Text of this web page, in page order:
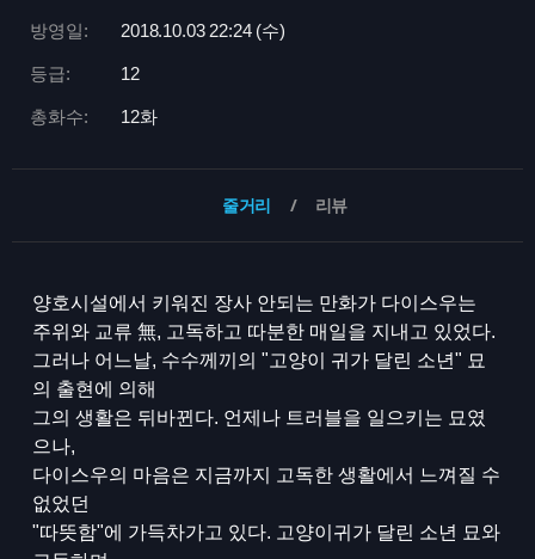
방영일: 2018.10.03 22:24 (수)
등급: 12
총화수: 12화
줄거리 리뷰
양호시설에서 키워진 장사 안되는 만화가 다이스우는
주위와 교류 無, 고독하고 따분한 매일을 지내고 있었다.
그러나 어느날, 수수께끼의 "고양이 귀가 달린 소년" 묘
의 출현에 의해
그의 생활은 뒤바뀐다. 언제나 트러블을 일으키는 묘였
으나,
다이스우의 마음은 지금까지 고독한 생활에서 느껴질 수
없었던
"따뜻함"에 가득차가고 있다. 고양이귀가 달린 소년 묘와